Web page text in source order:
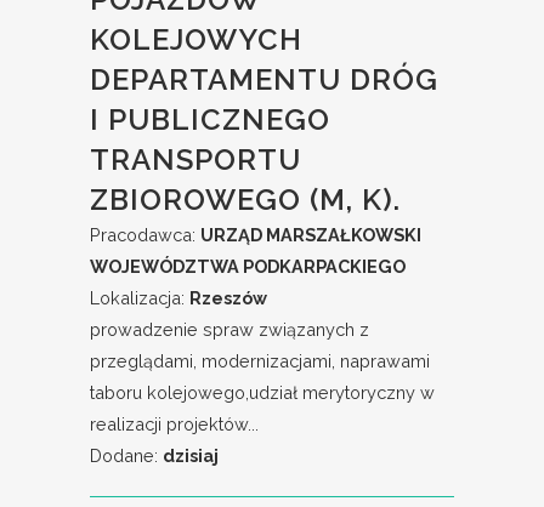
KOLEJOWYCH
DEPARTAMENTU DRÓG
I PUBLICZNEGO
TRANSPORTU
ZBIOROWEGO (M, K).
Pracodawca: URZĄD MARSZAŁKOWSKI
WOJEWÓDZTWA PODKARPACKIEGO
Lokalizacja: Rzeszów
prowadzenie spraw związanych z
przeglądami, modernizacjami, naprawami
taboru kolejowego,udział merytoryczny w
realizacji projektów...
Dodane: dzisiaj